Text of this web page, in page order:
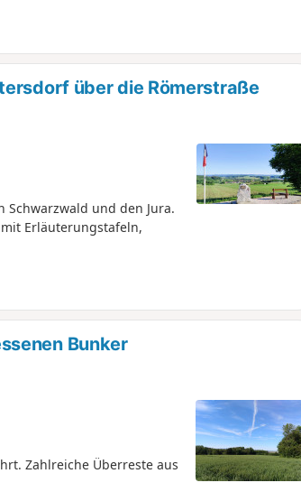
über die Römerstraße
und den Jura.
Erläuterungstafeln,
Bunker
Zahlreiche Überreste aus